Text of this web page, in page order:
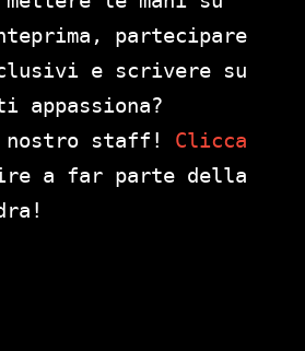
partecipare
e scrivere su
appassiona?
staff! Clicca
a far parte della